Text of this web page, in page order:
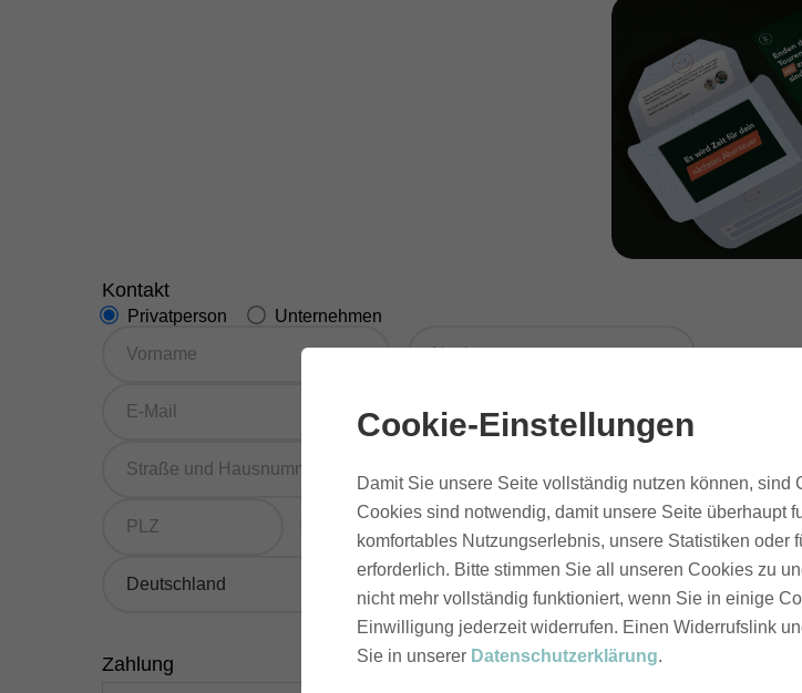
Kontakt
Privatperson Unternehmen
Zahlung
Cookie-Einstellungen
Damit Sie unsere Seite vollständig nutzen können, sind
Cookies sind notwendig, damit unsere Seite überhaupt
komfortables Nutzungserlebnis, unsere Statistiken oder
erforderlich. Bitte stimmen Sie all unseren Cookies zu
nicht mehr vollständig funktioniert, wenn Sie in einige
Einwilligung jederzeit widerrufen. Einen Widerrufslink
Sie in unserer Datenschutzerklärung.